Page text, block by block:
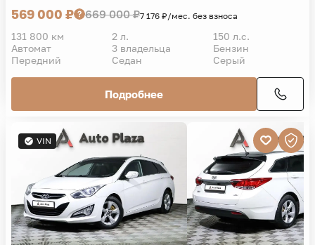
569 000 ₽ 669 000 ₽7 176 ₽/мес. без взноса
131 800 км 2 л.
150 л.с.
Автомат
3 владельца
Бензин
Передний
Седан Серый
Подробнее
VIN